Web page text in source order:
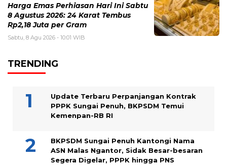
Harga Emas Perhiasan Hari Ini Sabtu
8 Agustus 2026: 24 Karat Tembus
Rp2,18 Juta per Gram
Sabtu, 8 Agu 2026 - 10:01 WIB
TRENDING
Update Terbaru Perpanjangan Kontrak
PPPK Sungai Penuh, BKPSDM Temui
Kemenpan-RB RI
BKPSDM Sungai Penuh Kantongi Nama
ASN Malas Ngantor, Sidak Besar-besaran
Segera Digelar, PPPK hingga PNS